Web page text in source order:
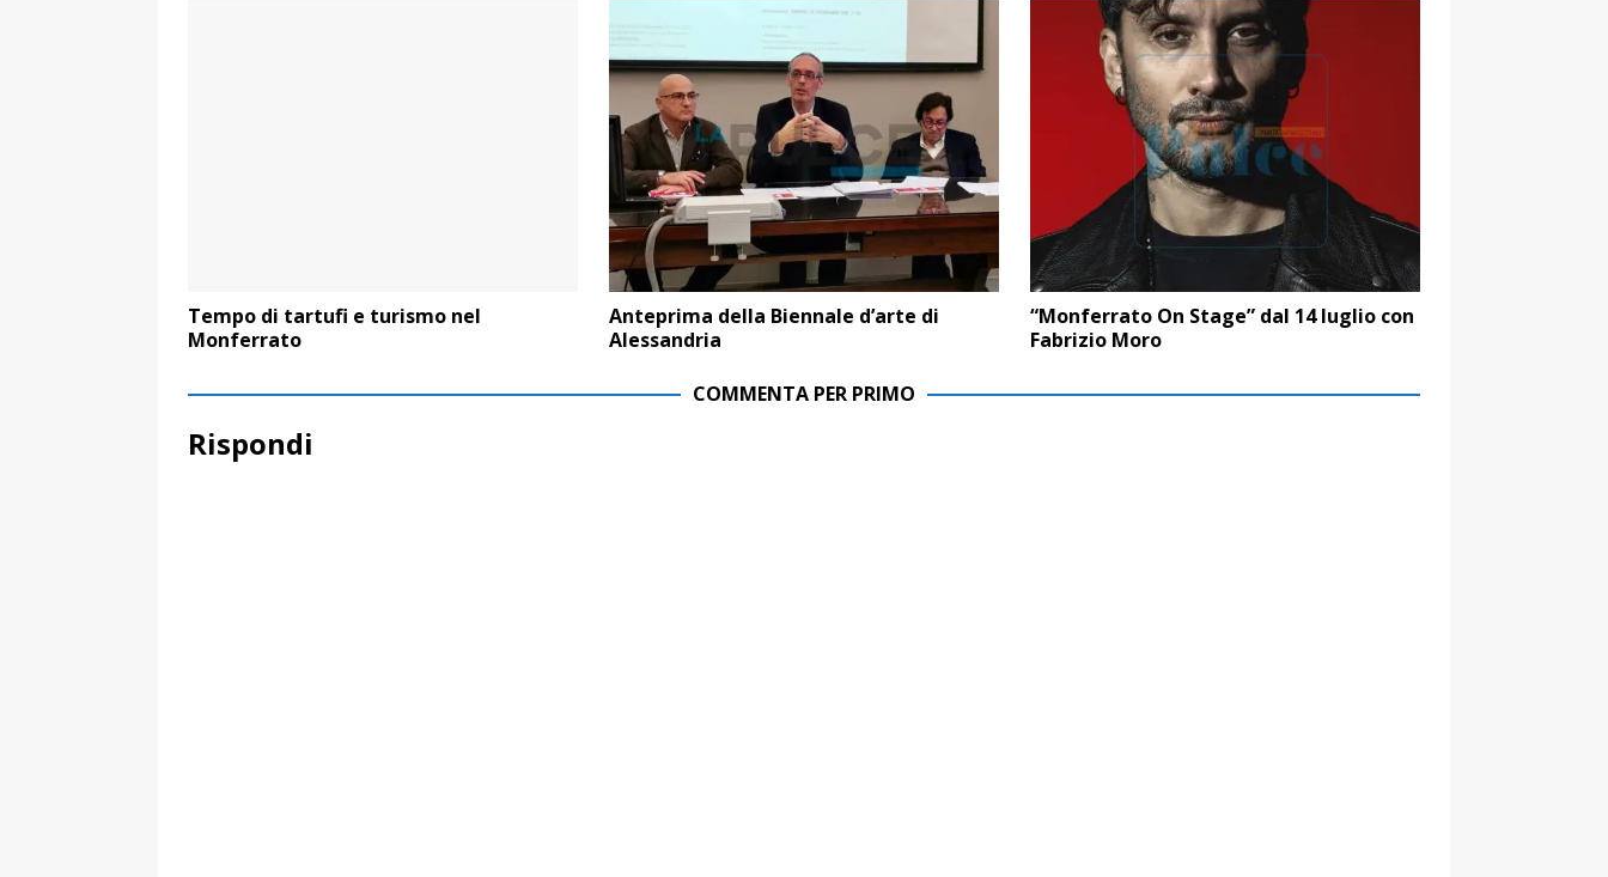
Tempo di tartufi e turismo nel
Monferrato
Anteprima della Biennale d’arte di
Alessandria
“Monferrato On Stage” dal 14 luglio con
Fabrizio Moro
COMMENTA PER PRIMO
Rispondi